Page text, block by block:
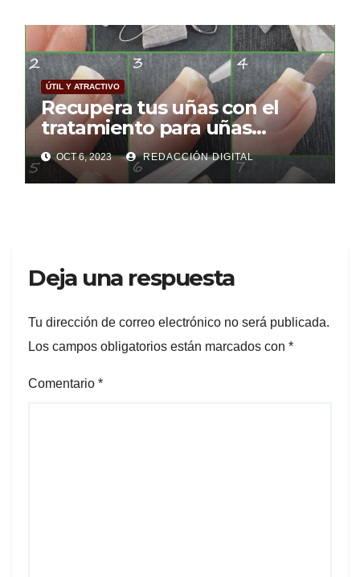
ÚTIL Y ATRACTIVO
Recupera tus uñas con el
tratamiento para uñas
mordidas
OCT 6, 2023 REDACCIÓN DIGITAL
Deja una respuesta
Tu dirección de correo electrónico no será publicada.
Los campos obligatorios están marcados con *
Comentario *